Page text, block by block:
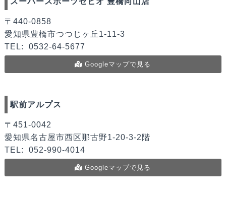
〒440-0858
愛知県豊橋市つつじヶ丘1-11-3
TEL:
0532-64-5677
Googleマップで見る
駅前アルプス
〒451‐0042
愛知県名古屋市西区那古野1-20-3-2階
TEL:
052-990-4014
Googleマップで見る